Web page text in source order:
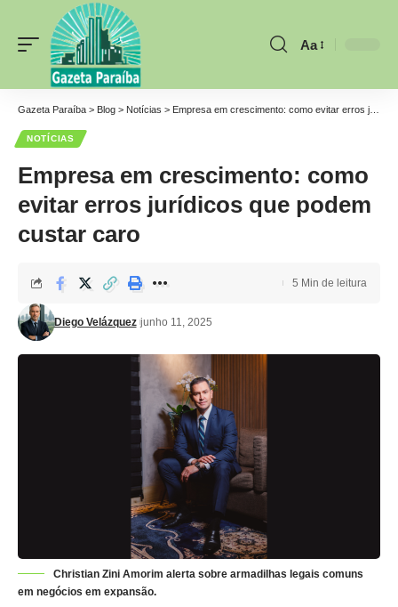
Font
Aa
Gazeta Paraíba > Blog > Notícias > Empresa em crescimento: como evitar erros jurídicos que podem custar caro
NOTÍCIAS
Empresa em crescimento: como
evitar erros jurídicos que podem
custar caro
Diego Velázquez junho 11, 2025
5 Min de leitura
Christian Zini Amorim alerta sobre armadilhas legais comuns
em negócios em expansão.